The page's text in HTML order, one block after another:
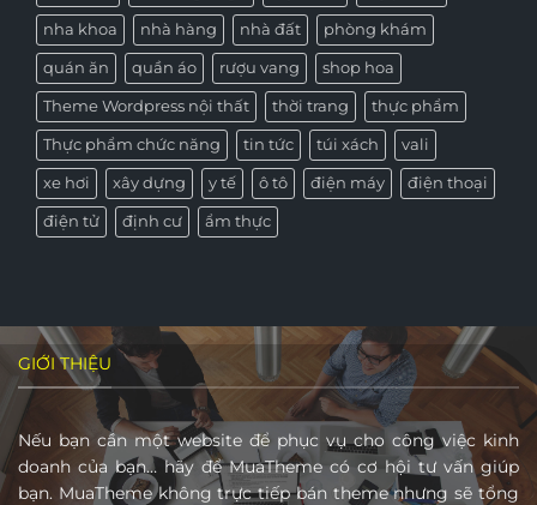
nha khoa nhà hàng nhà đất phòng khám
quán ăn quần áo rượu vang shop hoa
Theme Wordpress nội thất thời trang thực phẩm
Thực phẩm chức năng tin tức túi xách vali
xe hơi xây dựng y tế ô tô điện máy điện thoại
điện tử định cư ẩm thực
GIỚI THIỆU
Nếu bạn cần một website để phục vụ cho công việc kinh
doanh của bạn… hãy để MuaTheme có cơ hội tư vấn giúp
bạn. MuaTheme không trực tiếp bán theme nhưng sẽ tổng